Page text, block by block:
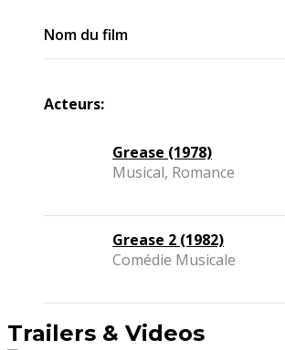
Nom du film
Acteurs:
Grease (1978)
Musical, Romance
Grease 2 (1982)
Comédie Musicale
Trailers & Videos